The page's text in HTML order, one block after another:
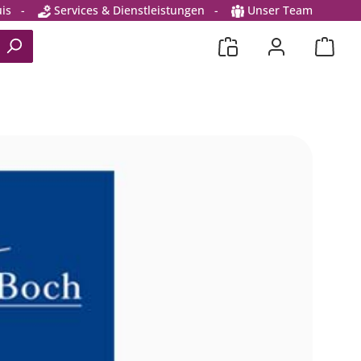
- Services & Dienstleistungen - Unser Team